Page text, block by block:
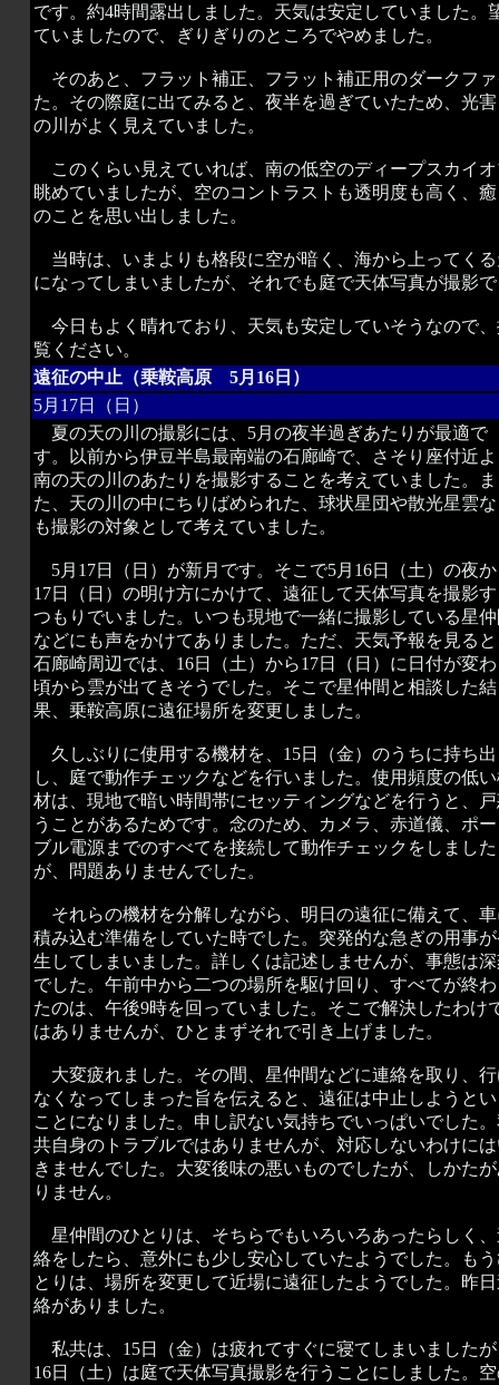
です。約4時間露出しました。天気は安定していました
ていましたので、ぎりぎりのところでやめました。
そのあと、フラット補正、フラット補正用のダークフ
た。その際庭に出てみると、夜半を過ぎていたため、光
の川がよく見えていました。
このくらい見えていれば、南の低空のディープスカイ
眺めていましたが、空のコントラストも透明度も高く、
のことを思い出しました。
当時は、いまよりも格段に空が暗く、海から上ってく
になってしまいましたが、それでも庭で天体写真が撮影
今日もよく晴れており、天気も安定していそうなので
覧ください。
遠征の中止（乗鞍高原 5月16日）
5月17日（日）
夏の天の川の撮影には、5月の夜半過ぎあたりが最適で
す。以前から伊豆半島最南端の石廊崎で、さそり座付近
南の天の川のあたりを撮影することを考えていました。ま
た、天の川の中にちりばめられた、球状星団や散光星雲
も撮影の対象として考えていました。
5月17日（日）が新月です。そこで5月16日（土）の夜
17日（日）の明け方にかけて、遠征して天体写真を撮影
つもりでいました。いつも現地で一緒に撮影している星
などにも声をかけてありました。ただ、天気予報を見る
石廊崎周辺では、16日（土）から17日（日）に日付が変
頃から雲が出てきそうでした。そこで星仲間と相談した結
果、乗鞍高原に遠征場所を変更しました。
久しぶりに使用する機材を、15日（金）のうちに持ち出
し、庭で動作チェックなどを行いました。使用頻度の低
材は、現地で暗い時間帯にセッティングなどを行うと、
うことがあるためです。念のため、カメラ、赤道儀、ポ
ブル電源までのすべてを接続して動作チェックをしました
が、問題ありませんでした。
それらの機材を分解しながら、明日の遠征に備えて、
積み込む準備をしていた時でした。突発的な急ぎの用事
生してしまいました。詳しくは記述しませんが、事態は
でした。午前中から二つの場所を駆け回り、すべてが終
たのは、午後9時を回っていました。そこで解決したわけ
はありませんが、ひとまずそれで引き上げました。
大変疲れました。その間、星仲間などに連絡を取り、
なくなってしまった旨を伝えると、遠征は中止しようと
ことになりました。申し訳ない気持ちでいっぱいでした
共自身のトラブルではありませんが、対応しないわけに
きませんでした。大変後味の悪いものでしたが、しかた
りません。
星仲間のひとりは、そちらでもいろいろあったらしく
絡をしたら、意外にも少し安心していたようでした。も
とりは、場所を変更して近場に遠征したようでした。昨
絡がありました。
私共は、15日（金）は疲れてすぐに寝てしまいました
16日（土）は庭で天体写真撮影を行うことにしました。